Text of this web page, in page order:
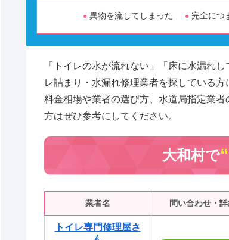
異物を流してしまった 完全につ
「トイレの水が流れない」「床に水漏れ
レ詰まり・水漏れ修理業者を探している
料金相場や業者の選び方、水道局指定業
方はぜひ参考にしてください。
大和村で
業者名 問い合わせ・
トイレ専門修理屋さ